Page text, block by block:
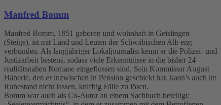
Manfred Bomm
Manfred Bomm, 1951 geboren und wohnhaft in Geislingen
(Steige), ist mit Land und Leuten der Schwäbischen Alb eng
verbunden. Als langjähriger Lokaljournalist kennt er die Polizei- und
Justizarbeit bestens, sodass viele Erkenntnisse in die bisher 24
realitätsnahen Romane eingeflossen sind. Sein Kommissar August
Häberle, den er inzwischen in Pension geschickt hat, kann’s auch im
Ruhestand nicht lassen, knifflig Fälle zu lösen.
Bomm war auch als Co-Autor an einem Sachbuch beteiligt: